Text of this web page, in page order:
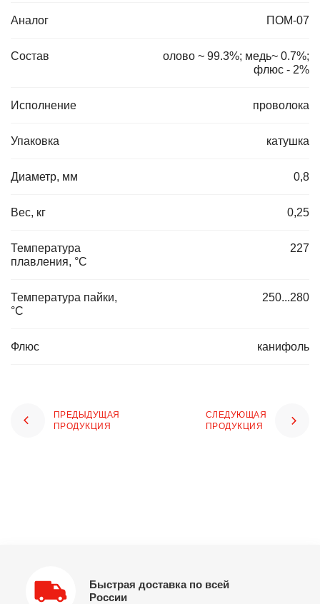
Аналог ПОМ-07
Состав
олово ~ 99.3%; медь~ 0.7%;
флюс - 2%
Исполнение проволока
Упаковка катушка
Диаметр, мм 0,8
Вес, кг 0,25
Температура
плавления, °C
227
Температура пайки,
°C
250...280
Флюс канифоль
ПРЕДЫДУЩАЯ
ПРОДУКЦИЯ
СЛЕДУЮЩАЯ
ПРОДУКЦИЯ
Быстрая доставка по всей
России